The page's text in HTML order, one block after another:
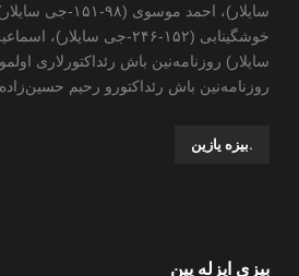
سایلار)، احمد موسوی
سایلار) روزنامه‌نین باش رئداکتورلاری
روزنامه‌نین باش رئداکتورو رحیم حسین‌زاده
.بیزه یازین
بیزی ایزله یین